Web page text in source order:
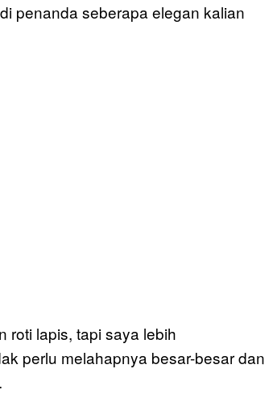
penanda seberapa elegan kalian
roti lapis, tapi saya lebih
perlu melahapnya besar-besar dan